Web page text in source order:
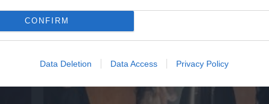
CONFIRM
Data Deletion Data Access Privacy Policy
Τελευταία νέα